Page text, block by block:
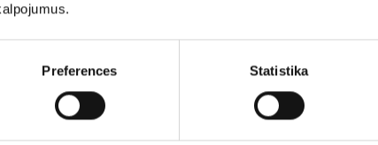
Preferences Statistika
Hyundai i20
Hyundai i20, уровнях оснащения и